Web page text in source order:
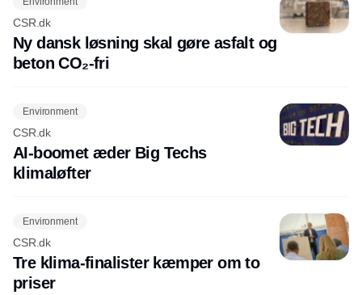
CSR.dk
Ny dansk løsning skal gøre asfalt og
beton CO₂-fri
Environment
CSR.dk
AI-boomet æder Big Techs
klimaløfter
Environment
CSR.dk
Tre klima-finalister kæmper om to
priser